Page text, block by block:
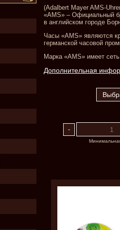
(Adalbert Mayer AMS-
«AMS» – Официальный
в английском городе
Часы «AMS» являются
германской часовой
Марка «AMS» имеет
Дополнительная